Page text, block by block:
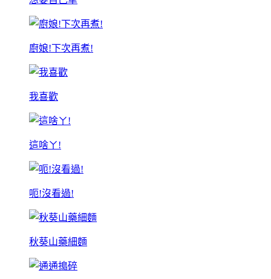
廚娘!下次再煮!
我喜歡
這啥ㄚ!
呃!沒看過!
秋葵山藥細麵